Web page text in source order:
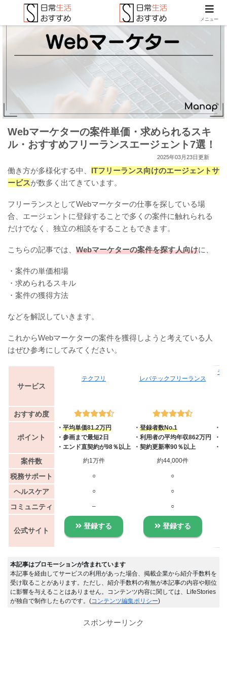
Webマーケターの案件単価・求められるスキ
ル・おすすめフリーランスエージェント7選！
2025年03月23日更新
働き方が多様化する中、 ITフリーランス向けのエージェントサ
ービスが数多く出てきています。
フリーランスとしてWebマーケターの仕事を探している場
合、エージェントに登録することで多くの案件に触れられる
だけでなく、独立の相談をすることもできます。
こちらの記事では、 Webマーケターの案件を探す人向けに、
・案件の単価相場
・求められるスキル
・案件の獲得方法
などを解説していきます。
これからWebマーケターの案件を獲得しようと考えている人
はぜひ参考にしてみてください。
サービス
テクフリ レバテックフリーランス
テ
おすすめ度
ポイント
・ 平均単価81.2万円
・参画まで最短2日
・エンド直契約が98％以上
・ 登録者数No.1
・利用者の平均年収862万円
・契約更新率90％以上
・
・
・
案件数 約1万件 約44,000件
税務サポート ○ ○
ヘルスケア ○ ○
コミュニティ – ○
公式サイト
登録する 登録する
本記事はプロモーションが含まれています
本記事を経由してサービスの利用があった場合、掲載企業から紹介手数料を
受け取ることがあります。ただし、紹介手数料の有無が本記事の内容や順位
に影響を与えることはありません。コンテンツ内容に関しては、LifeStories
が独自で制作したものです。(コンテンツ編集ポリシー)
スポンサーリンク
メニュー